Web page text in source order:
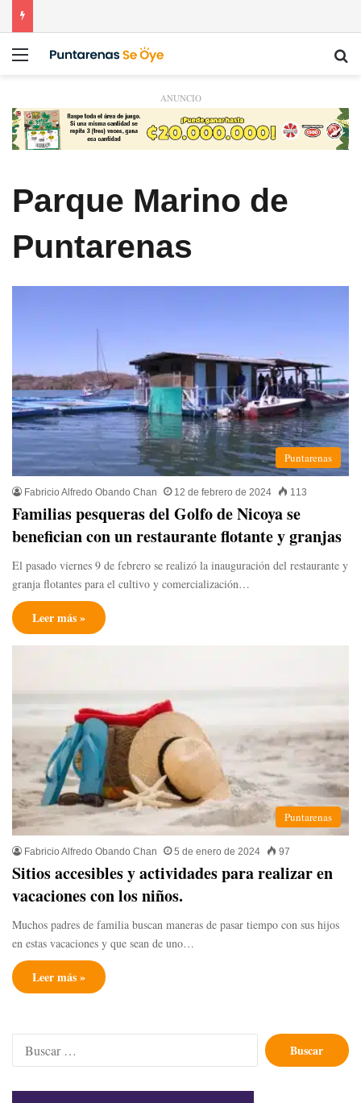
Menú
ANUNCIO
Parque Marino de
Puntarenas
Puntarenas
Fabricio Alfredo Obando Chan 12 de febrero de 2024 113
Familias pesqueras del Golfo de Nicoya se
benefician con un restaurante flotante y granjas
El pasado viernes 9 de febrero se realizó la inauguración del restaurante y
granja flotantes para el cultivo y comercialización…
Leer más »
Puntarenas
Fabricio Alfredo Obando Chan 5 de enero de 2024 97
Sitios accesibles y actividades para realizar en
vacaciones con los niños.
Muchos padres de familia buscan maneras de pasar tiempo con sus hijos
en estas vacaciones y que sean de uno…
Leer más »
Buscar: